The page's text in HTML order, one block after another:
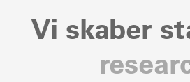
Vi skaber